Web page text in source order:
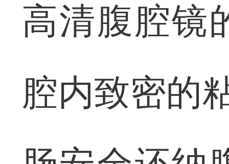
高清腹腔镜
腔内致密的